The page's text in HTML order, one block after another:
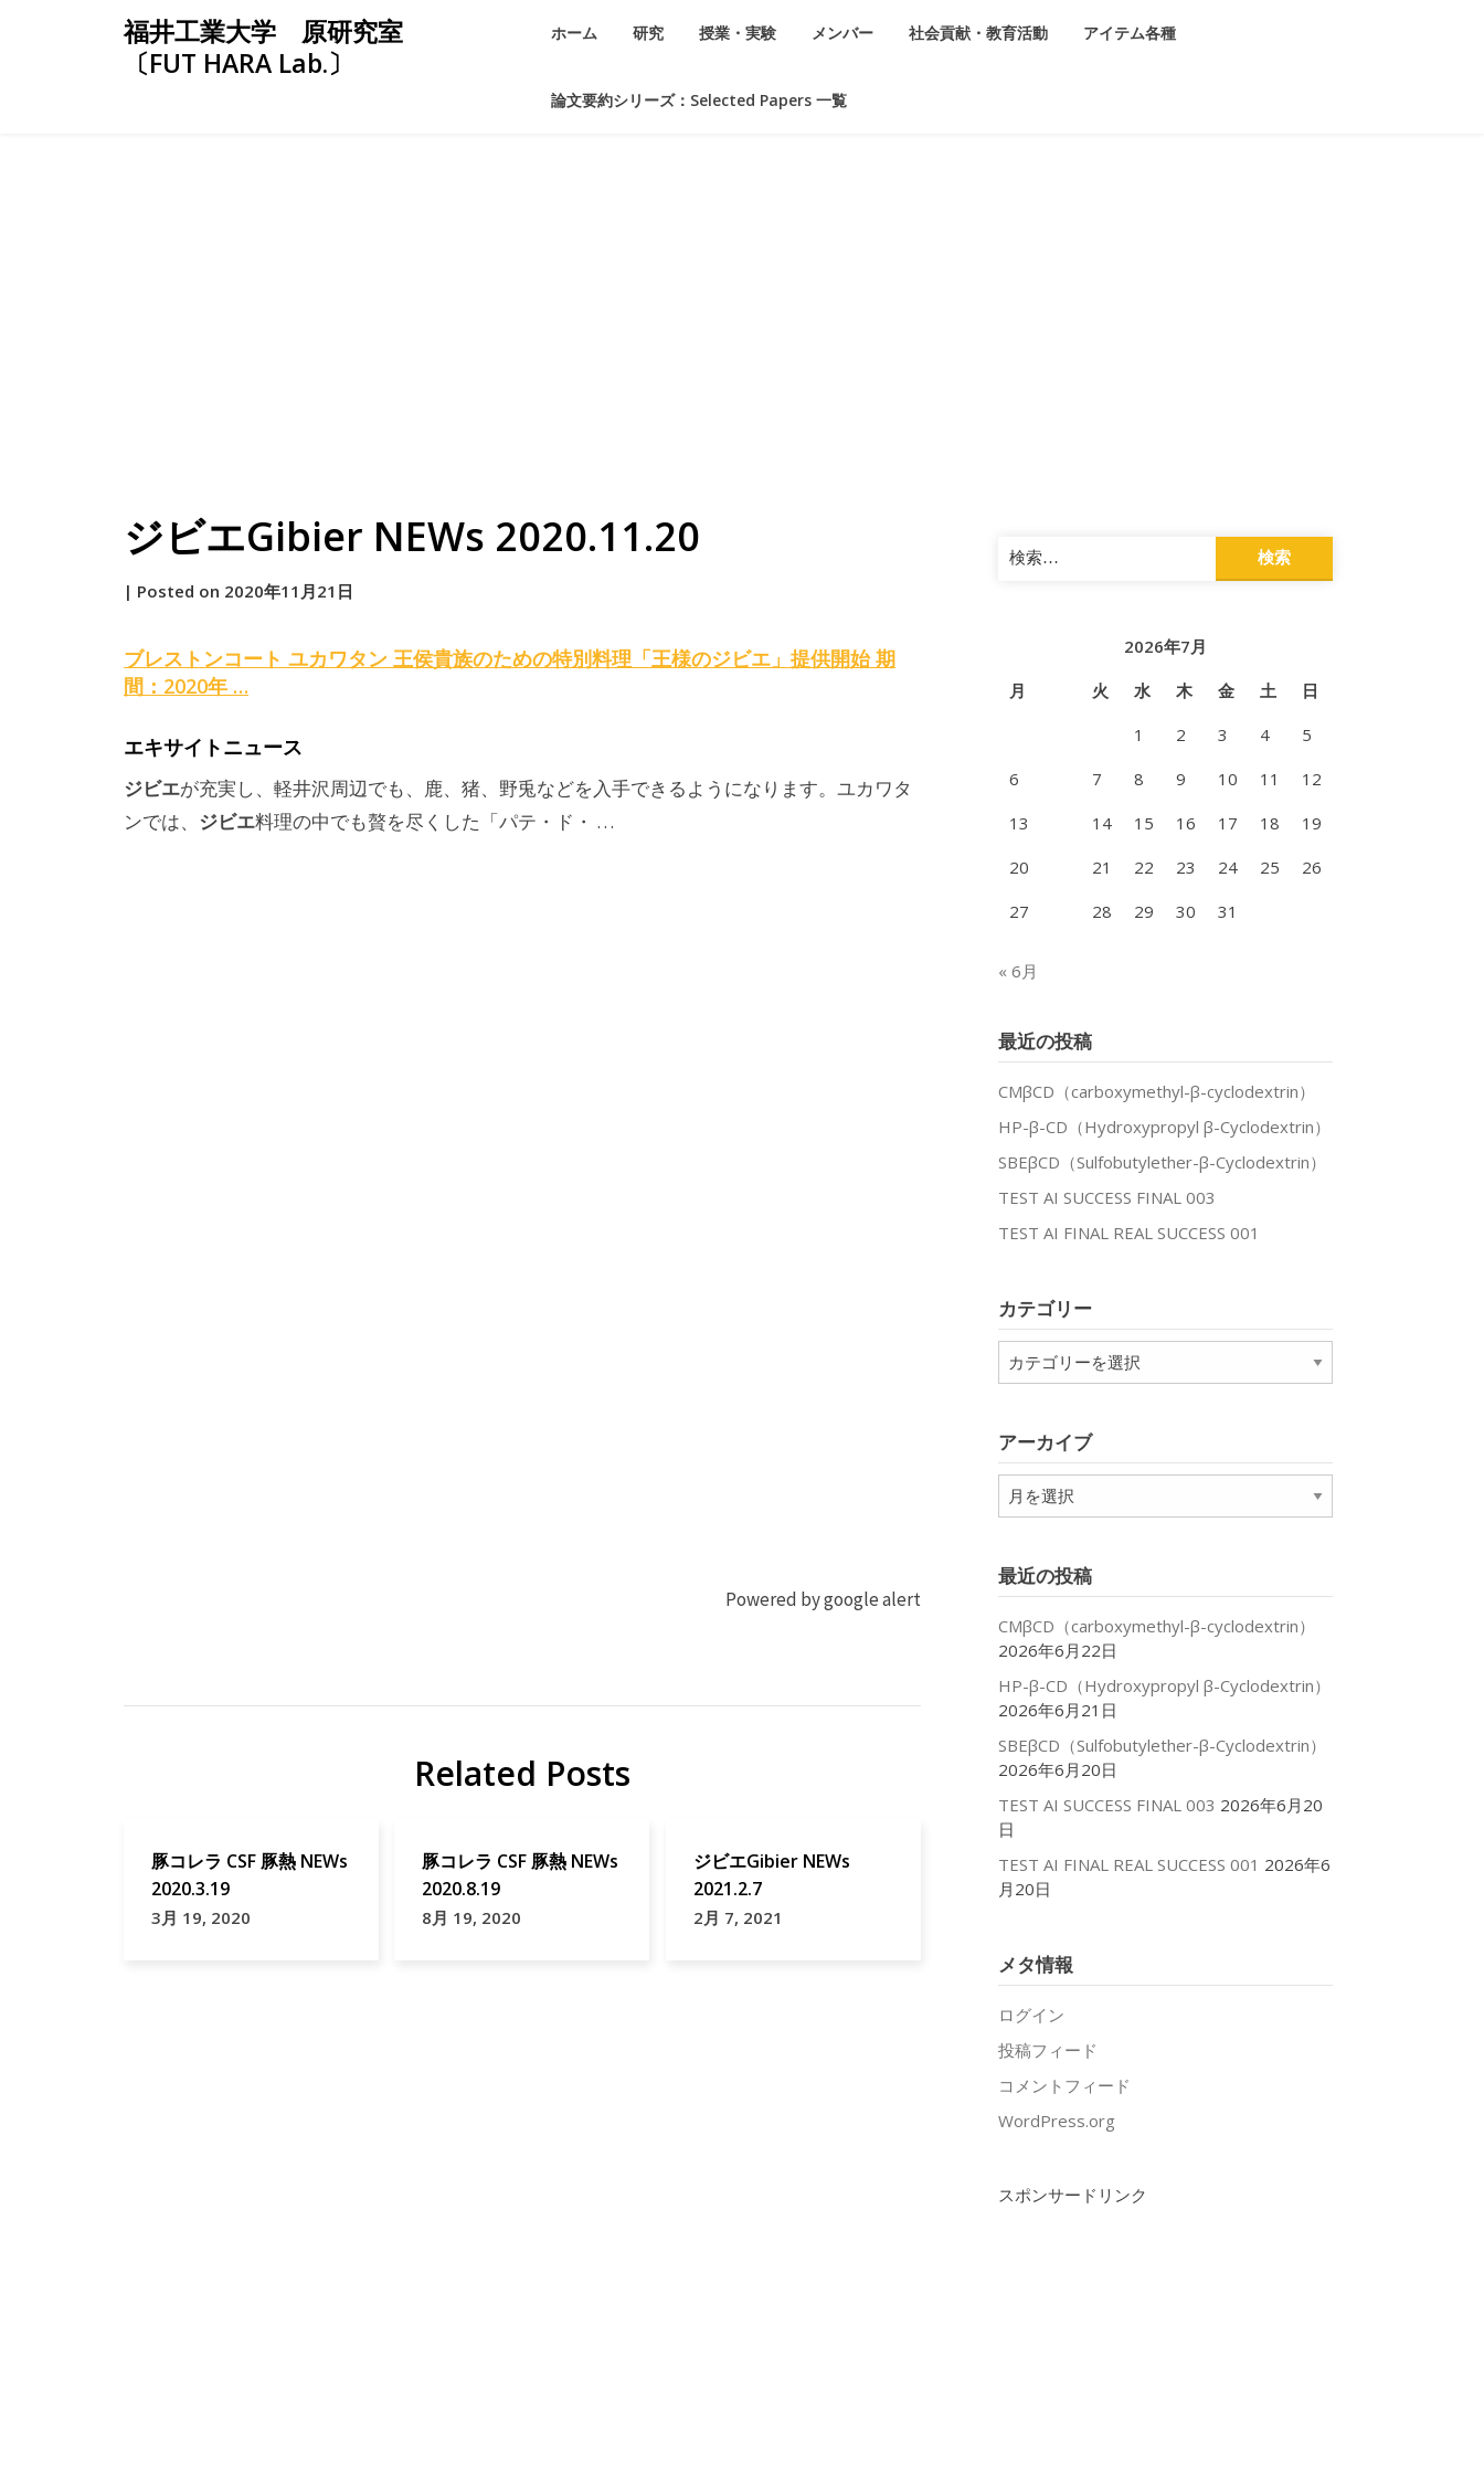
福井工業大学 原研究室
〔FUT HARA Lab.〕
ホーム 研究 授業・実験 メンバー 社会貢献・教育活動 アイテム各種
論文要約シリーズ：Selected Papers 一覧
ジビエGibier NEWs 2020.11.20
by
| Posted on 2020年11月21日
ブレストンコート ユカワタン 王侯貴族のための特別料理「王様のジビエ 」提供開始 期
間：2020年 …
エキサイトニュース
ジビエが充実し、軽井沢周辺でも、鹿、猪、野兎などを入手できるようになります。ユカワタ
ンでは、 ジビエ料理の中でも贅を尽くした「パテ・ド・ …
Powered by google alert
献
星
野
Related Posts
豚コレラ CSF 豚熱 NEWs
2020.3.19
3月 19, 2020
豚コレラ CSF 豚熱 NEWs
2020.8.19
8月 19, 2020
ジビエGibier NEWs
2021.2.7
2月 7, 2021
検
索:
2026年7月
月
火 水 木 金 土
日
1
2 3 4
5
6
7 8 9 10 11
12
13
14 15 16 17 18
19
20
21 22 23 24 25
26
27
28 29 30 31
« 6月
最近の投稿
CMβCD（carboxymethyl-β-cyclodextrin）
HP-β-CD（Hydroxypropyl β-Cyclodextrin）
SBEβCD（Sulfobutylether-β-Cyclodextrin）
TEST AI SUCCESS FINAL 003
TEST AI FINAL REAL SUCCESS 001
カテゴリー
テ
ー
アーカイブ
ア
ー
ブ
最近の投稿
CMβCD（carboxymethyl-β-cyclodextrin）
2026年6月22日
HP-β-CD（Hydroxypropyl β-Cyclodextrin）
2026年6月21日
SBEβCD（Sulfobutylether-β-Cyclodextrin）
2026年6月20日
TEST AI SUCCESS FINAL 003 2026年6月20
日
TEST AI FINAL REAL SUCCESS 001 2026年6
月20日
メタ情報
ログイン
投稿フィード
コメントフィード
WordPress.org
スポンサードリンク